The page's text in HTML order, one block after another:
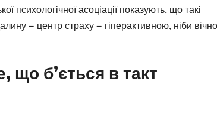
асоціації показують, що такі
— центр страху — гіперактивною, ніби вічно
що б’ється в такт